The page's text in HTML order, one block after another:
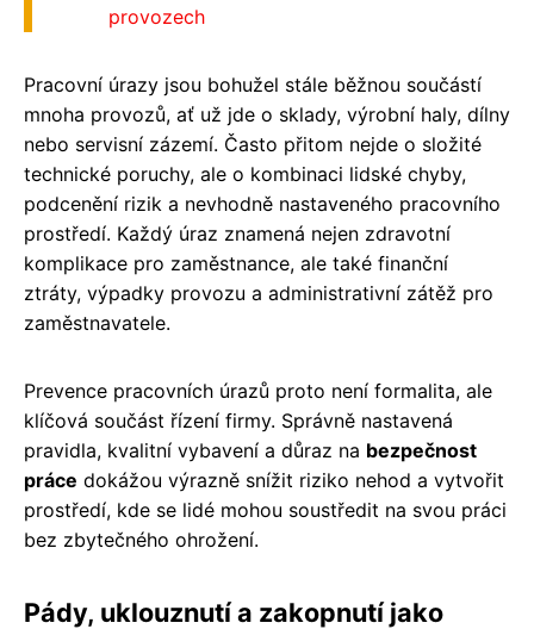
provozech
Pracovní úrazy jsou bohužel stále běžnou součástí
mnoha provozů, ať už jde o sklady, výrobní haly, dílny
nebo servisní zázemí. Často přitom nejde o složité
technické poruchy, ale o kombinaci lidské chyby,
podcenění rizik a nevhodně nastaveného pracovního
prostředí. Každý úraz znamená nejen zdravotní
komplikace pro zaměstnance, ale také finanční
ztráty, výpadky provozu a administrativní zátěž pro
zaměstnavatele.
Prevence pracovních úrazů proto není formalita, ale
klíčová součást řízení firmy. Správně nastavená
pravidla, kvalitní vybavení a důraz na bezpečnost
práce dokážou výrazně snížit riziko nehod a vytvořit
prostředí, kde se lidé mohou soustředit na svou práci
bez zbytečného ohrožení.
Pády, uklouznutí a zakopnutí jako